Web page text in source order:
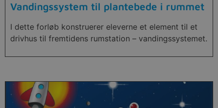
Vandingssystem til plantebede i rummet
I dette forløb konstruerer eleverne et element til et
drivhus til fremtidens rumstation – vandingssystemet.